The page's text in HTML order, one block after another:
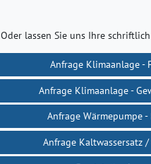
Oder lassen Sie uns Ihre
Anfrage Klimaanlage -
Anfrage Klimaanlage -
Anfrage Wärmepumpe
Anfrage Kaltwassersatz